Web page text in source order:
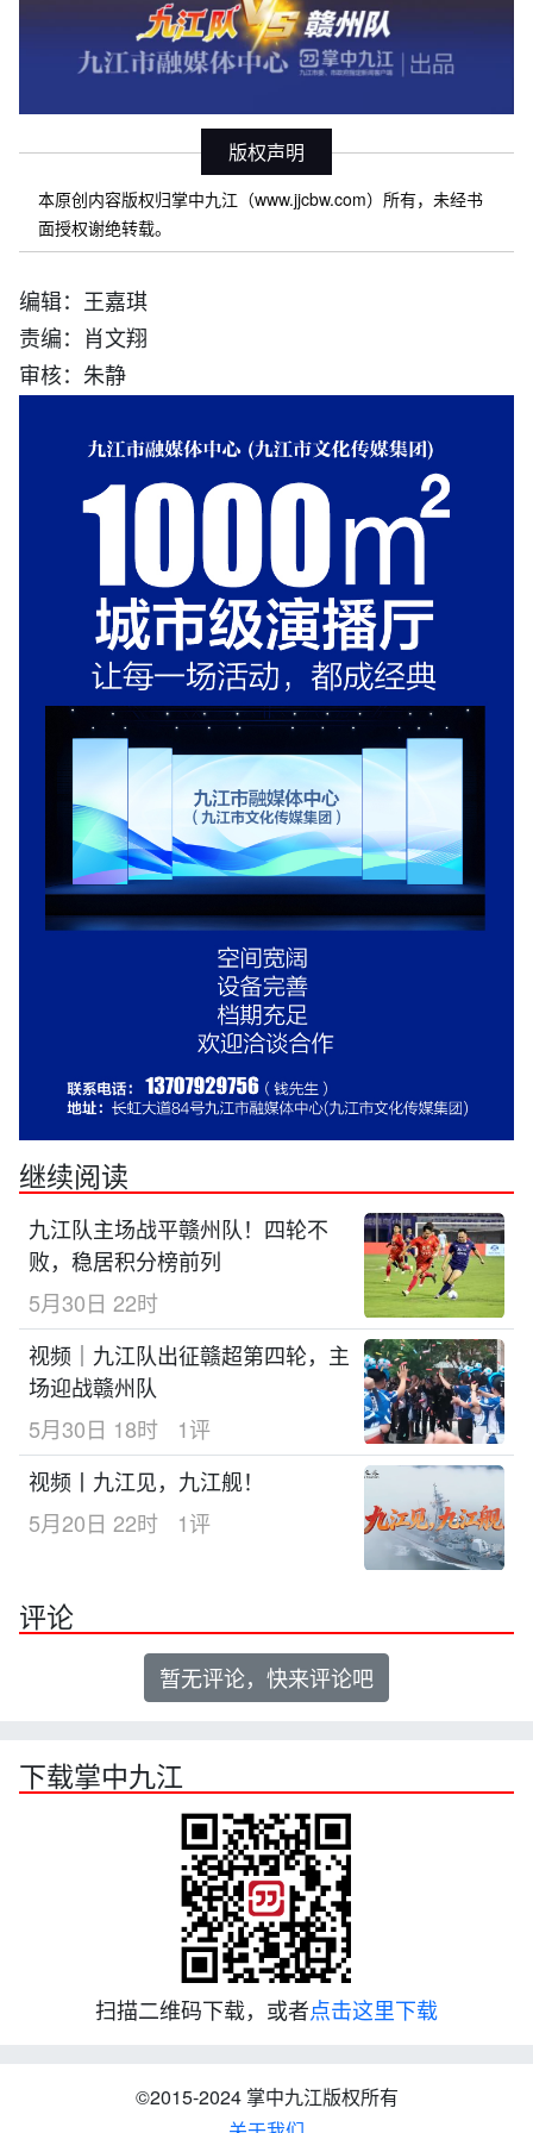
版权声明
本原创内容版权归掌中九江（www.jjcbw.com）所有，未经书
面授权谢绝转载。
编辑：王嘉琪
责编：肖文翔
审核：朱静
继续阅读
九江队主场战平赣州队！四轮不
败，稳居积分榜前列
5月30日 22时
视频｜九江队出征赣超第四轮，主
场迎战赣州队
5月30日 18时
1评
视频丨九江见，九江舰！
5月20日 22时
1评
评论
暂无评论，快来评论吧
下载掌中九江
扫描二维码下载，或者点击这里下载
©2015-2024 掌中九江版权所有